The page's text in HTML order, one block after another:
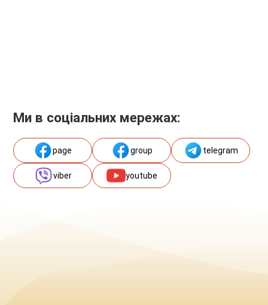
Ми в соціальних мережах:
page group telegram
viber youtube